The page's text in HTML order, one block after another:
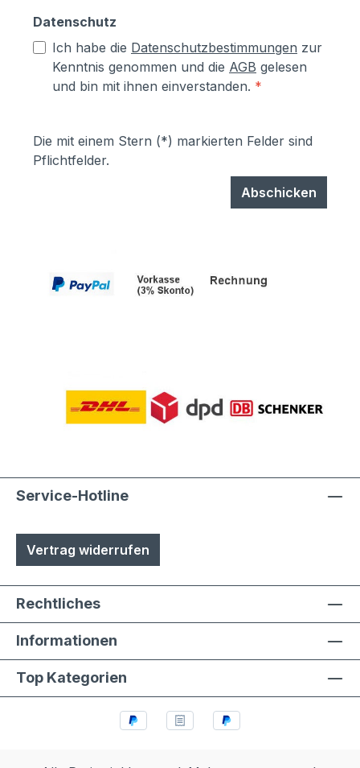
Datenschutz
Ich habe die Datenschutzbestimmungen zur
Kenntnis genommen und die AGB gelesen
und bin mit ihnen einverstanden. *
Die mit einem Stern (*) markierten Felder sind
Pflichtfelder.
Abschicken
Service-Hotline
Vertrag widerrufen
Rechtliches
Informationen
Top Kategorien